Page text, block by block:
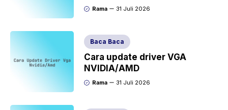
Rama 31 Juli 2026
Baca Baca
Cara update driver VGA
NVIDIA/AMD
Rama 31 Juli 2026